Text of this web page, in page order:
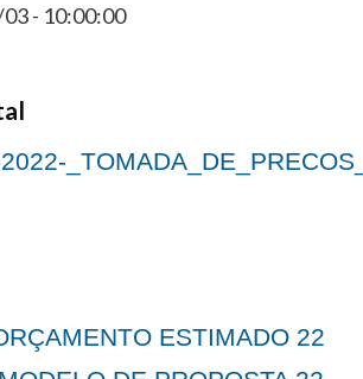
- 10:00:00
ESTIMADO 22